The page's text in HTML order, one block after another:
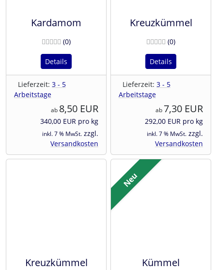
Kardamom
(0Bewertungen
)
Details
Lieferzeit: 3 - 5
Arbeitstage
ab 8,50 EUR
340,00 EUR pro kg
inkl. 7 % MwSt. zzgl.
Versandkosten
Kreuzkümmel
(0)
Details
Lieferzeit: 3 - 5
Arbeitstage
ab 7,30 EUR
292,00 EUR pro kg
inkl. 7 % MwSt. zzgl.
Versandkosten
Kreuzkümmel
Neu
Kümmel